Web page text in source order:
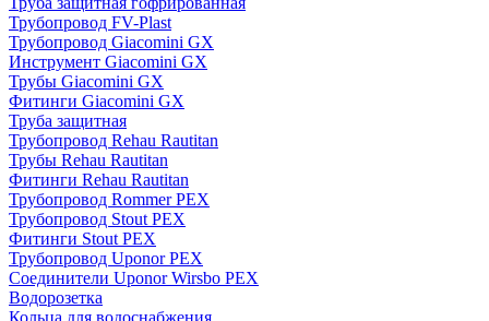
Трубопровод FV-Plast
Трубопровод Giacomini GX
Инструмент Giacomini GX
Трубы Giacomini GX
Фитинги Giacomini GX
Труба защитная
Трубопровод Rehau Rautitan
Трубы Rehau Rautitan
Фитинги Rehau Rautitan
Трубопровод Rommer PEX
Трубопровод Stout PEX
Фитинги Stout PEX
Трубопровод Uponor PEX
Соединители Uponor Wirsbo PEX
Водорозетка
Кольца для водоснабжения